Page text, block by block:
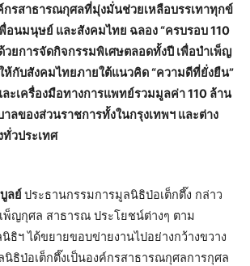
กรสาธารณกุศลที่มุ่งมั่นช่วยเหลือบรรเทาทุกข์
อนมนุษย์ และสังคมไทย ฉลอง “ครบรอบ 110
วยการจัดกิจกรรมพิเศษตลอดทั้งปี เพื่อบำเพ็ญ
กับสังคมไทยภายใต้แนวคิด “ความดีที่ยั่งยืน”
เครื่องมือทางการแพทย์รวมมูลค่า 110 ล้าน
ลของส่วนราชการทั้งในกรุงเทพฯ และต่าง
วประเทศ
ลย์ ประธานกรรมการมูลนิธิป่อเต็กตึ๊ง กล่าว
พ็ญกุศล สาธารณ ประโยชน์ต่างๆ ตาม
ธิฯ ได้ขยายขอบข่ายงานไปอย่างกว้างขวาง
นิธิป่อเต็กตึ๊งเป็นองค์กรสาธารณกุศลการกุศล